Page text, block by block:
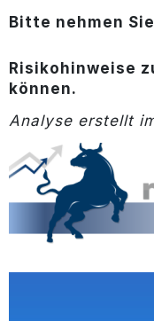
Bitte nehmen
Risikohinweise
können.
Analyse erstellt